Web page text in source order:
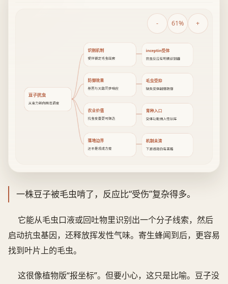
- 61% +
豆子抗虫
从蛮力转向精准调度
识别机制
受体锁定毛虫线索
inceptin受体
抗虫反应有明确识别器
防御效果
基因与天敌同步响应
毛虫受抑
缺失受体削弱防御
农业价值
抗虫变量更可筛选
育种入口
受体功能纳入性状库
落地边界
还不是现成方案
机制未清
下游通路仍有黑箱
一株豆子被毛虫啃了，反应比“受伤”复杂得多。
它能从毛虫口液或回吐物里识别出一个分子线索，然后
启动抗虫基因，还释放挥发性气味。寄生蜂闻到后，更容易
找到叶片上的毛虫。
这很像植物版“报坐标”。但要小心，这只是比喻。豆子没